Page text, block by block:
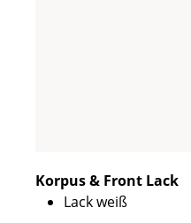
Korpus & Front Lack
Lack weiß